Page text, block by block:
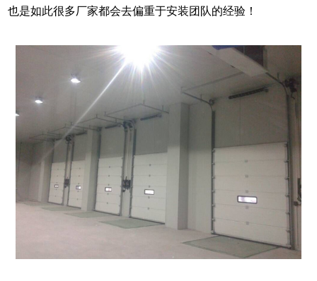
也是如此很多厂家都会去偏重于安装团队的经验！